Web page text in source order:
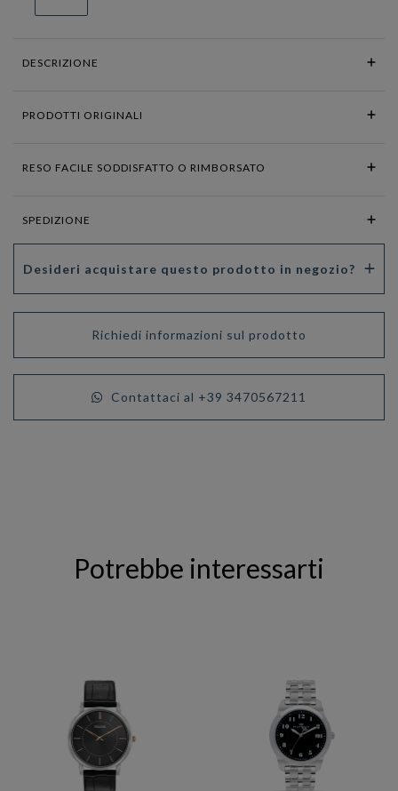
DESCRIZIONE
PRODOTTI ORIGINALI
RESO FACILE SODDISFATTO O RIMBORSATO
SPEDIZIONE
Desideri acquistare questo prodotto in negozio?
Richiedi informazioni sul prodotto
Contattaci al +39 3470567211
Potrebbe interessarti